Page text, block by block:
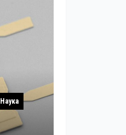
Наука